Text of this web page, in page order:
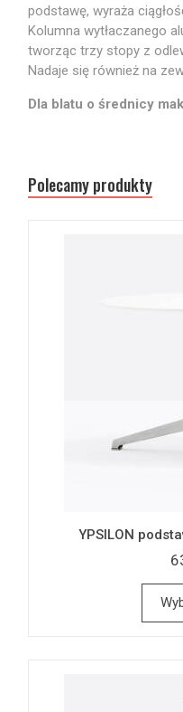
podstawę, wyraża
Kolumna wytłaczanego
tworząc trzy stopy z
Nadaje się również na
Dla blatu o średnicy
Polecamy produkty
YPSILON